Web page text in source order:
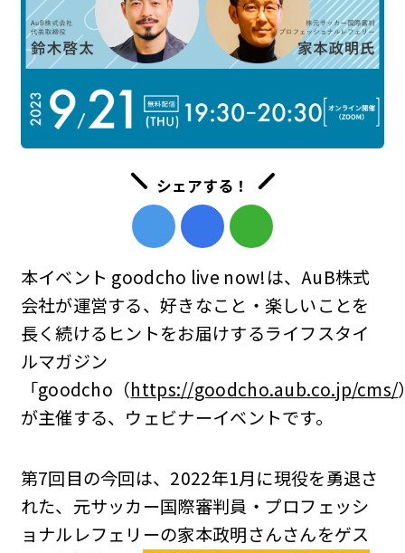
シェアする！
本イベント goodcho live now!は、AuB株式
会社が運営する、好きなこと・楽しいことを
長く続けるヒントをお届けするライフスタイ
ルマガジン
「goodcho（https://goodcho.aub.co.jp/cms/
が主催する、ウェビナーイベントです。
第7回目の今回は、2022年1月に現役を勇退さ
れた、元サッカー国際審判員・プロフェッシ
ョナルレフェリーの家本政明さんさんをゲス